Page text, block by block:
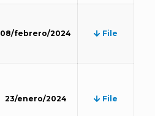
08/febrero/2024 File
23/enero/2024 File